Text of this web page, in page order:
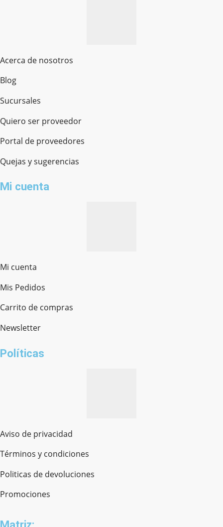
Acerca de nosotros
Blog
Sucursales
Quiero ser proveedor
Portal de proveedores
Quejas y sugerencias
Mi cuenta
Mi cuenta
Mis Pedidos
Carrito de compras
Newsletter
Políticas
Aviso de privacidad
Términos y condiciones
Politicas de devoluciones
Promociones